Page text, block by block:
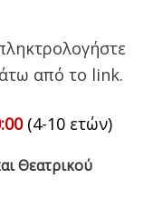
από το link.
(4-10 ετών)
Θεατρικού